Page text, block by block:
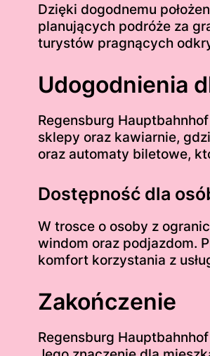
Dzięki dogodnemu
planujących podróże za
turystów pragnących
Udogodnienia
Regensburg
sklepy oraz kawiarnie,
oraz automaty biletowe,
Dostępność dla
W trosce o osoby z
windom oraz podjazdom.
komfort korzystania z
Zakończenie
Regensburg